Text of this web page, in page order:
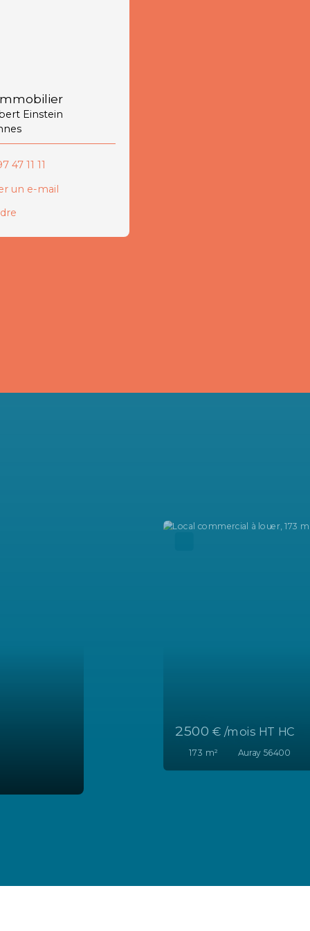
Einstein
47 11 11
un e-mail
1 750€ /mois HT HC
105m² Auray 56400